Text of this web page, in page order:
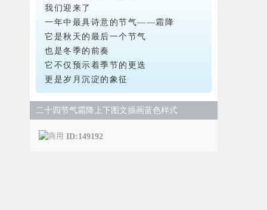
我们迎来了
一年中最具诗意的节气——霜降
它是秋天的最后一个节气
也是冬季的前奏
它不仅预示着季节的更迭
更是岁月沉淀的象征
二十四节气霜降上下图文插画蓝色样式
ID:149192